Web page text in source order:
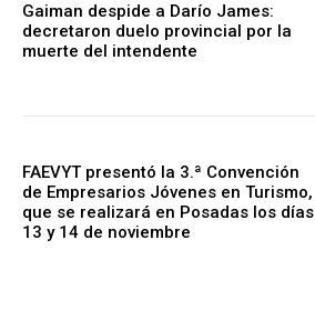
Gaiman despide a Darío James:
decretaron duelo provincial por la
muerte del intendente
FAEVYT presentó la 3.ª Convención
de Empresarios Jóvenes en Turismo,
que se realizará en Posadas los días
13 y 14 de noviembre